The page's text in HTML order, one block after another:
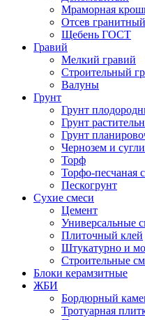
Мраморная
Отсев гранитный
Щебень ГОСТ
Гравий
Мелкий гравий
Строительный
Валуны
Грунт
Грунт
Грунт
Грунт
Чернозем и
Торф
Торфо-песчаная
Пескогрунт
Сухие смеси
Цемент
Универсальные
Плиточный клей
Штукатурно и
Строительные
Блоки керамзитные
ЖБИ
Бордюрный
Тротуарная